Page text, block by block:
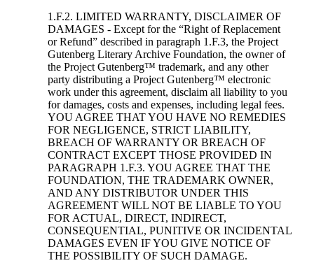
1.F.2. LIMITED WARRANTY, DISCLAIMER OF
DAMAGES - Except for the “Right of Replacement
or Refund” described in paragraph 1.F.3, the Project
Gutenberg Literary Archive Foundation, the owner of
the Project Gutenberg™ trademark, and any other
party distributing a Project Gutenberg™ electronic
work under this agreement, disclaim all liability to you
for damages, costs and expenses, including legal fees.
YOU AGREE THAT YOU HAVE NO REMEDIES
FOR NEGLIGENCE, STRICT LIABILITY,
BREACH OF WARRANTY OR BREACH OF
CONTRACT EXCEPT THOSE PROVIDED IN
PARAGRAPH 1.F.3. YOU AGREE THAT THE
FOUNDATION, THE TRADEMARK OWNER,
AND ANY DISTRIBUTOR UNDER THIS
AGREEMENT WILL NOT BE LIABLE TO YOU
FOR ACTUAL, DIRECT, INDIRECT,
CONSEQUENTIAL, PUNITIVE OR INCIDENTAL
DAMAGES EVEN IF YOU GIVE NOTICE OF
THE POSSIBILITY OF SUCH DAMAGE.